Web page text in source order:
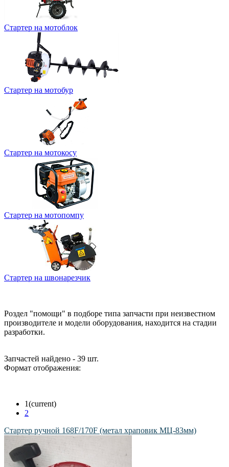
Стартер на мотоблок
Стартер на мотобур
Стартер на мотокосу
Стартер на мотопомпу
Стартер на швонарезчик
Роздел "помощи" в подборе типа запчасти при неизвестном
производителе и модели оборудования, находится на стадии
разработки.
Запчастей найдено - 39 шт.
Формат отображения:
1(current)
2
Стартер ручной 168F/170F (метал храповик МЦ-83мм)